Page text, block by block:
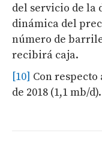
del servicio de la
dinámica del
número de
recibirá caja.
[10] Con
de 2018 (1,1 mb/d).